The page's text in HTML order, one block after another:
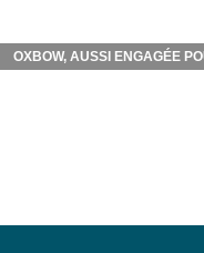
OXBOW, AUSSI ENGAGÉE